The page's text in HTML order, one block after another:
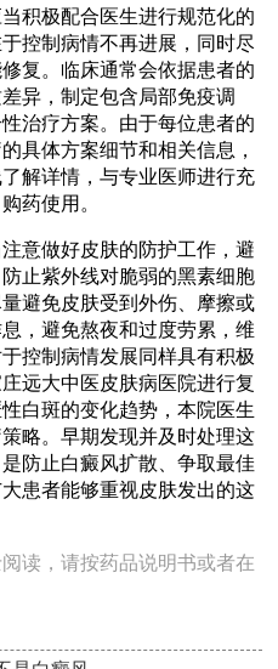
积极配合医生进行规范化的
控制病情不再进展，同时尽
复。临床通常会依据患者的
异，制定包含局部免疫调
治疗方案。由于每位患者的
具体方案细节和相关信息，
解详情，与专业医师进行充
药使用。
意做好皮肤的防护工作，避
止紫外线对脆弱的黑素细胞
避免皮肤受到外伤、摩擦或
，避免熬夜和过度劳累，维
控制病情发展同样具有积极
远大中医皮肤病医院进行复
白斑的变化趋势，本院医生
略。早期发现并及时处理这
防止白癜风扩散、争取最佳
患者能够重视皮肤发出的这
读，请按药品说明书或者在